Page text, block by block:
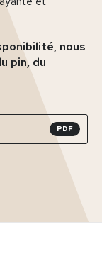
nous
pin, du
PDF